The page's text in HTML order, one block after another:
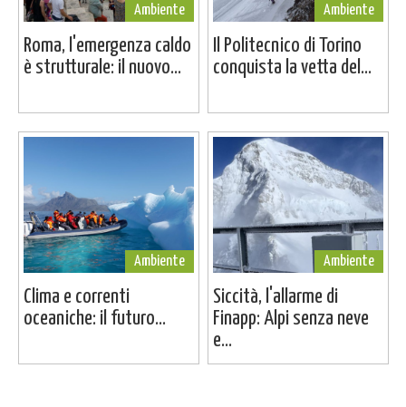
Ambiente
Roma, l'emergenza caldo
è strutturale: il nuovo...
Ambiente
Il Politecnico di Torino
conquista la vetta del...
Ambiente
Clima e correnti
oceaniche: il futuro...
Ambiente
Siccità, l'allarme di
Finapp: Alpi senza neve
e...